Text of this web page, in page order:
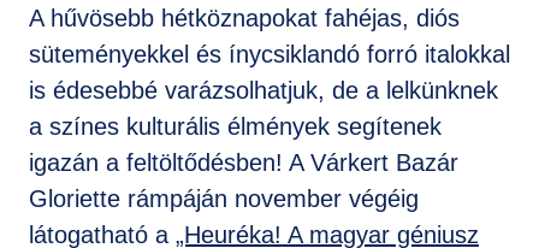
A hűvösebb hétköznapokat fahéjas, diós
süteményekkel és ínycsiklandó forró italokkal
is édesebbé varázsolhatjuk, de a lelkünknek
a színes kulturális élmények segítenek
igazán a feltöltődésben! A Várkert Bazár
Gloriette rámpáján november végéig
látogatható a „Heuréka! A magyar géniusz